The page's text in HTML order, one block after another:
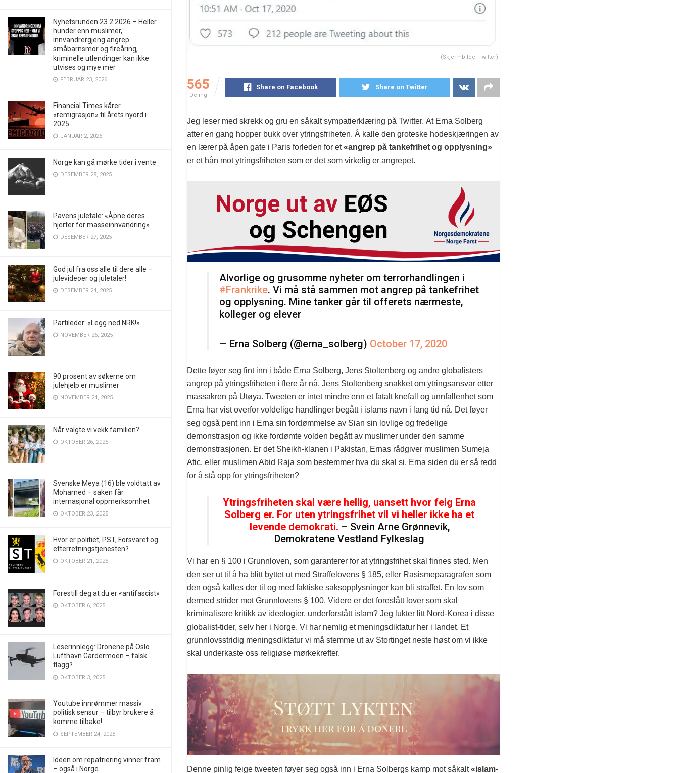
Nyhetsrunden 23.2.2026 – Heller
hunder enn muslimer,
innvandrergjeng angrep
småbarnsmor og fireåring,
kriminelle utlendinger kan ikke
utvises og mye mer
FEBRUAR 23, 2026
Financial Times kårer
«remigrasjon» til årets nyord i
2025
JANUAR 2, 2026
Norge kan gå mørke tider i vente
DESEMBER 28, 2025
Pavens juletale: «Åpne deres
hjerter for masseinnvandring»
DESEMBER 27, 2025
God jul fra oss alle til dere alle –
julevideoer og juletaler!
DESEMBER 24, 2025
Partileder: «Legg ned NRK!»
NOVEMBER 26, 2025
90 prosent av søkerne om
julehjelp er muslimer
NOVEMBER 24, 2025
Når valgte vi vekk familien?
OKTOBER 26, 2025
Svenske Meya (16) ble voldtatt av
Mohamed – saken får
internasjonal oppmerksomhet
OKTOBER 23, 2025
Hvor er politiet, PST, Forsvaret og
etterretningstjenesten?
OKTOBER 21, 2025
Forestill deg at du er «antifascist»
OKTOBER 6, 2025
Leserinnlegg: Dronene på Oslo
Lufthavn Gardermoen – falsk
flagg?
OKTOBER 3, 2025
Youtube innrømmer massiv
politisk sensur – tilbyr brukere å
komme tilbake!
SEPTEMBER 24, 2025
Ideen om repatriering vinner fram
– også i Norge
(Skjermbilde: Twitter).
565
Deling
Share on Facebook Share on Twitter
Jeg leser med skrekk og gru en såkalt sympatierklæring på Twitter. At Erna Solberg
atter en gang hopper bukk over ytringsfriheten. Å kalle den groteske hodeskjæringen av
en lærer på åpen gate i Paris forleden for et«angrep på tankefrihet og opplysning»
er et hån mot ytringsfriheten som er det som virkelig er angrepet.
Alvorlige og grusomme nyheter om terrorhandlingen i
#Frankrike. Vi må stå sammen mot angrep på tankefrihet
og opplysning. Mine tanker går til offerets nærmeste,
kolleger og elever
— Erna Solberg (@erna_solberg) October 17, 2020
Dette føyer seg fint inn i både Erna Solberg, Jens Stoltenberg og andre globalisters
angrep på ytringsfriheten i flere år nå. Jens Stoltenberg snakket om ytringsansvar etter
massakren på Utøya. Tweeten er intet mindre enn et fatalt knefall og unnfallenhet som
Erna har vist overfor voldelige handlinger begått i islams navn i lang tid nå. Det føyer
seg også pent inn i Erna sin fordømmelse av Sian sin lovlige og fredelige
demonstrasjon og ikke fordømte volden begått av muslimer under den samme
demonstrasjonen. Er det Sheikh-klanen i Pakistan, Ernas rådgiver muslimen Sumeja
Atic, eller muslimen Abid Raja som bestemmer hva du skal si, Erna siden du er så redd
for å stå opp for ytringsfriheten?
Ytringsfriheten skal være hellig, uansett hvor feig Erna
Solberg er. For uten ytringsfrihet vil vi heller ikke ha et
levende demokrati. – Svein Arne Grønnevik,
Demokratene Vestland Fylkeslag
Vi har en § 100 i Grunnloven, som garanterer for at ytringsfrihet skal finnes sted. Men
den ser ut til å ha blitt byttet ut med Straffelovens § 185, eller Rasismeparagrafen som
den også kalles der til og med faktiske saksopplysninger kan bli straffet. En lov som
dermed strider mot Grunnlovens § 100. Videre er det foreslått lover som skal
kriminalisere kritikk av ideologier, underforstått islam? Jeg lukter litt Nord-Korea i disse
globalist-tider, selv her i Norge. Vi har nemlig et meningsdiktatur her i landet. Et
grunnlovsstridig meningsdiktatur vi må stemme ut av Stortinget neste høst om vi ikke
skal underkaste oss religiøse mørkekrefter.
Denne pinlig feige tweeten føyer seg også inn i Erna Solbergs kamp mot såkalt«islam-